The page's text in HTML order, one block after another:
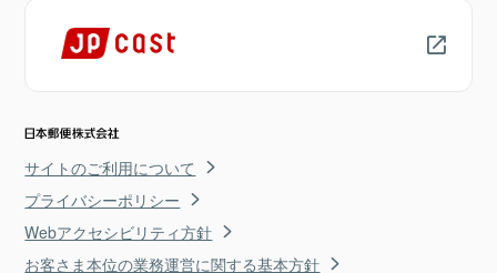
サイトのご利用について
プライバシーポリシー
Webアクセシビリティ方針
お客さま本位の業務運営に関する基本方針